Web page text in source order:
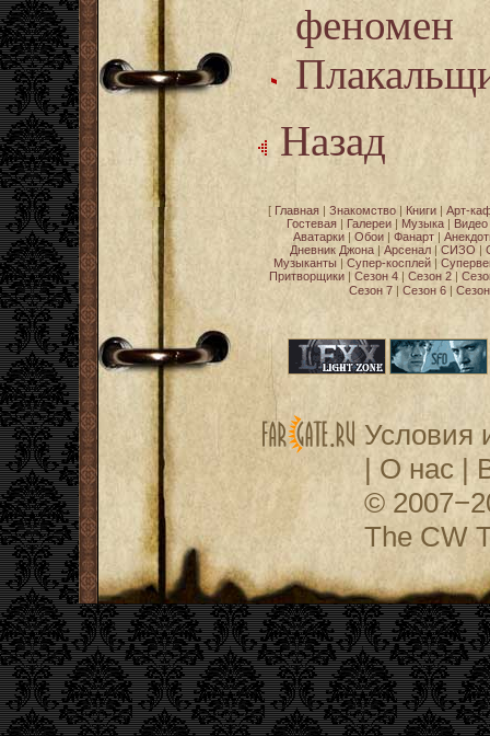
феномен
Назад
[ Главная| Знакомство| Книги| Арт-
Гостевая | Галереи | Музыка | Видео
Аватарки | Обои | Фанарт |
Дневник Джона| Арсенал| СИЗО |
Музыканты | Супер-косплей |
Притворщики | Сезон 4 | Сезон 2 |
Сезон 7| Сезон 6|
Условия
| О нас|
©
The CW